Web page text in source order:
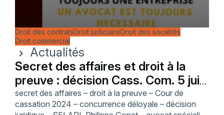
Droit des contratsDroit judiciaireDroit des sociétés
Droit commercial
chevron_right
Actualités
Secret des affaires et droit à la
preuve : décision Cass. Com. 5 juin
2024
secret des affaires – droit à la preuve – Cour de
cassation 2024 – concurrence déloyale – décision